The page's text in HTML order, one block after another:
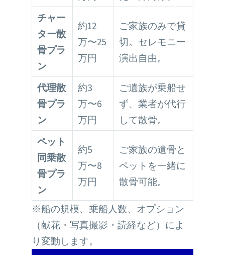
チャー
ター散
骨プラ
ン
約12
万〜25
万円
ご家族のみで貸
切。セレモニー
演出自由。
代理散
骨プラ
ン
約3
万〜6
万円
ご遺族が乗船せ
ず、業者が代行
して散骨。
ペット
同乗散
骨プラ
ン
約5
万〜8
万円
ご家族の遺骨と
ペットを一緒に
散骨可能。
※船の規模、乗船人数、オプション
（献花・写真撮影・読経など）によ
り変動します。